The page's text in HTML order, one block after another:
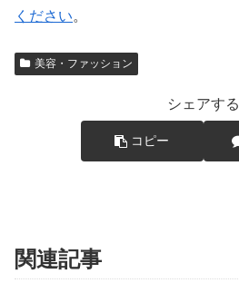
ください。
美容・ファッション
シェアする
コピー
関連記事